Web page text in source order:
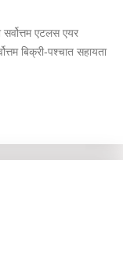
एटलस एयर
बिक्री-पश्चात सहायता